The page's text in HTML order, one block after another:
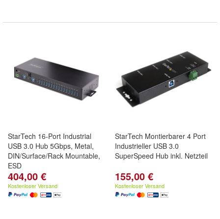
StarTech 16-Port Industrial
USB 3.0 Hub 5Gbps, Metal,
DIN/Surface/Rack Mountable,
ESD
404,00 €
Kostenloser Versand
StarTech Montierbarer 4 Port
Industrieller USB 3.0
SuperSpeed Hub inkl. Netzteil
155,00 €
Kostenloser Versand